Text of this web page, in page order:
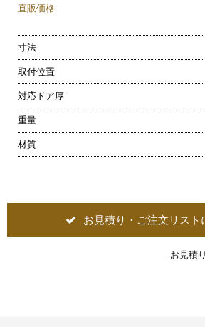
直販価格
寸法
取付位置
対応ドア厚
重量
材質
お見積り・ご注文リスト
お見積